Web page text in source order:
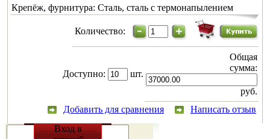
Крепёж, фурнитура: Сталь, сталь с термонапылением
Количество:
Доступно: шт.
Общая
сумма:
руб.
Добавить для сравнения
Написать отзыв
Вход в